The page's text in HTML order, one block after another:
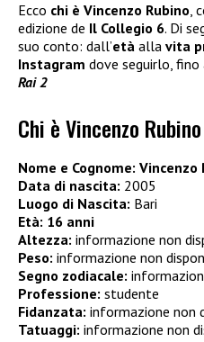
Ecco chi è Vincenzo Rubino,
edizione de Il Collegio 6. Di
suo conto: dall’età alla vita
Instagram dove seguirlo, fino
Rai 2
Chi è Vincenzo Rubino
Nome e Cognome: Vincenzo
Data di nascita: 2005
Luogo di Nascita: Bari
Età: 16 anni
Altezza: informazione non
Peso: informazione non
Segno zodiacale:
Professione: studente
Fidanzata: informazione non
Tatuaggi: informazione non